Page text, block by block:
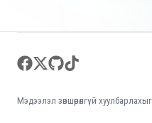
facebook
twitter
githubtiktok
Мэдээлэл зөвшөөрөлгүй